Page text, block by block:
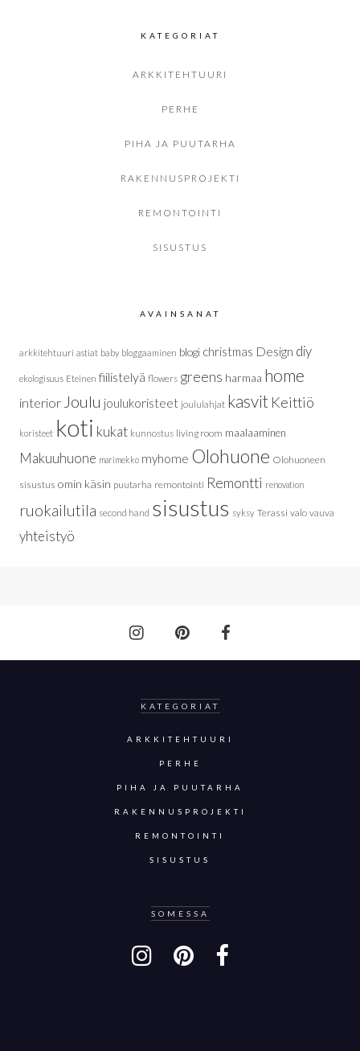
KATEGORIAT
ARKKITEHTUURI
PERHE
PIHA JA PUUTARHA
RAKENNUSPROJEKTI
REMONTOINTI
SISUSTUS
AVAINSANAT
arkkitehtuuri astiat baby bloggaaminen blogi christmas Design diy
ekologisuus Eteinen fiilistelyä flowers greens harmaa home
interior Joulu joulukoristeet joululahjat kasvit Keittiö
koristeet koti kukat kunnostus living room maalaaminen
Makuuhuone marimekko myhome Olohuone Olohuoneen
sisustus omin käsin puutarha remontointi Remontti renovation
ruokailutila second hand sisustus syksy Terassi valo vauva
yhteistyö
KATEGORIAT
ARKKITEHTUURI
PERHE
PIHA JA PUUTARHA
RAKENNUSPROJEKTI
REMONTOINTI
SISUSTUS
SOMESSA